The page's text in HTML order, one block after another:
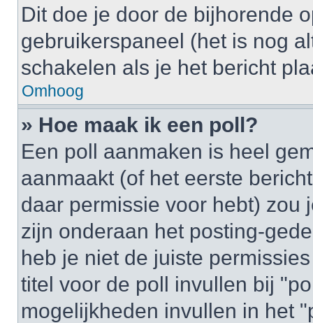
Dit doe je door de bijhorende
gebruikerspaneel (het is nog
schakelen als je het bericht
Omhoog
» Hoe maak ik een poll?
Een poll aanmaken is heel
aanmaakt (of het eerste
daar permissie voor hebt) zou
zijn onderaan het posting-
heb je niet de juiste
titel voor de poll invullen bij
mogelijkheden invullen in het